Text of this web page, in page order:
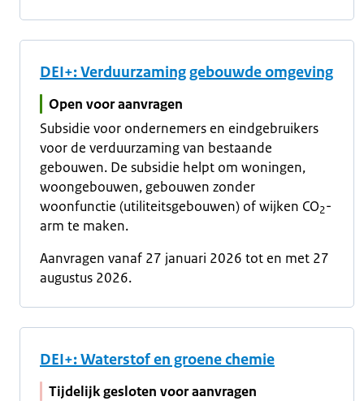
DEI+: Verduurzaming gebouwde omgeving
Open voor aanvragen
Subsidie voor ondernemers en eindgebruikers
voor de verduurzaming van bestaande
gebouwen. De subsidie helpt om woningen,
woongebouwen, gebouwen zonder
woonfunctie (utiliteitsgebouwen) of wijken CO2-
arm te maken.
Aanvragen vanaf 27 januari 2026 tot en met 27
augustus 2026.
DEI+: Waterstof en groene chemie
Tijdelijk gesloten voor aanvragen